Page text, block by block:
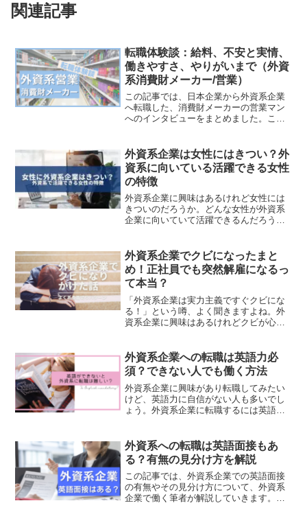
関連記事
転職体験談：給料、不安と実情、
働きやすさ、やりがいまで（外資
系消費財メーカー/営業）
この記事では、日本企業から外資系企業
へ転職した、消費財メーカーの営業マン
へのインタビューをまとめました。この
外資系の実体験を知りたい✔︎働きやすさ
ややりがいなど生の...
外資系企業は女性にはきつい？外
資系に向いている活躍できる女性
の特徴
外資系企業に興味はあるけれど女性には
きついのだろうか。どんな女性が外資系
企業に向いていて活躍できるんだろう
日本企業から外資系企業へ転職した経験
のあり、独身・既婚・ワーマ...
外資系企業でクビになったまと
め！正社員でも突然解雇になるっ
て本当？
「外資系企業は実力主義ですぐクビにな
る！」という噂、よく聞きますよね。外
資系企業に興味はあるけれどクビが心配
業であっても日本にある企業は日本の法
律に従う必要があるので簡...
外資系企業への転職は英語力必
須？できない人でも働く方法
外資系企業に興味があり転職してみたい
けど、英語力に自信がない人も多いでし
ょう。外資系企業に転職するには英語力
ど実際どうなの？英語ができなくても働
ける外資系企業のポジショ...
外資系への転職は英語面接もあ
る？有無の見分け方を解説
この記事では、外資系企業での英語面接
の有無やその見分け方について、外資系
企業で働く筆者が解説していきます。こ